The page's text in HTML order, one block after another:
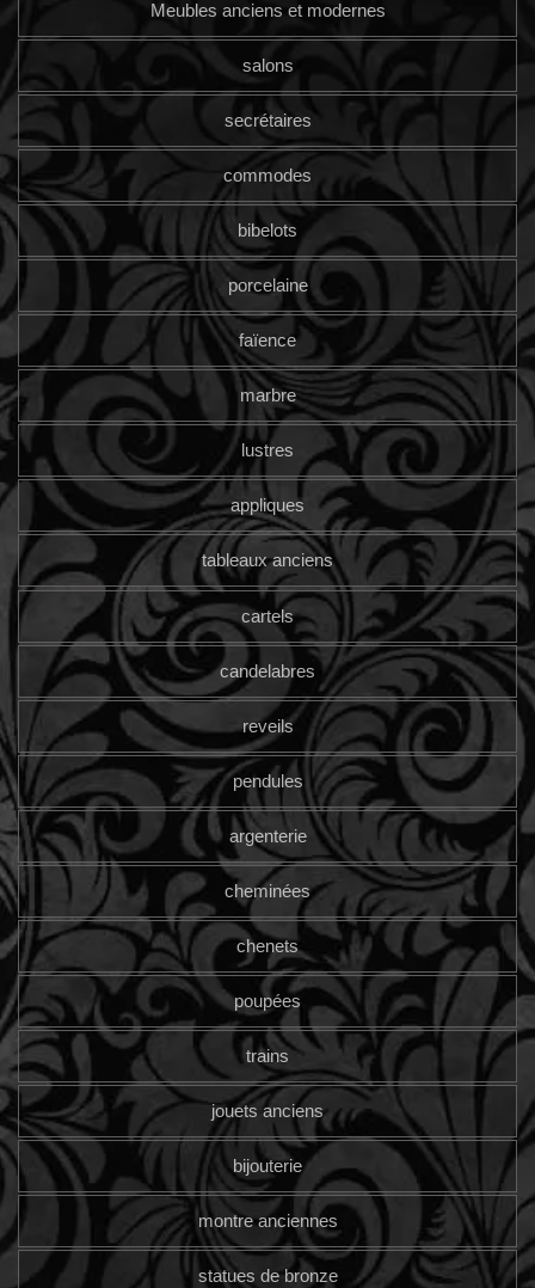
Meubles anciens et modernes
salons
secrétaires
commodes
bibelots
porcelaine
faïence
marbre
lustres
appliques
tableaux anciens
cartels
candelabres
reveils
pendules
argenterie
cheminées
chenets
poupées
trains
jouets anciens
bijouterie
montre anciennes
statues de bronze